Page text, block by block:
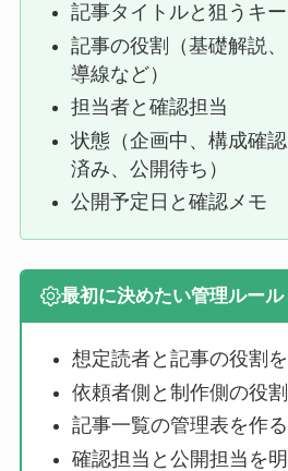
記事タイトルと狙うキ
記事の役割（基礎解説
導線など）
担当者と確認担当
状態（企画中、構成確
済み、公開待ち）
公開予定日と確認メモ
最初に決めたい管理ルール
想定読者と記事の役割
依頼者側と制作側の役
記事一覧の管理表を作る
確認担当と公開担当を